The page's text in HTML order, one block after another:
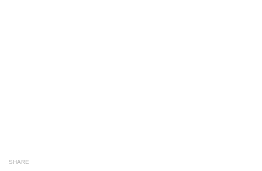
SHARE